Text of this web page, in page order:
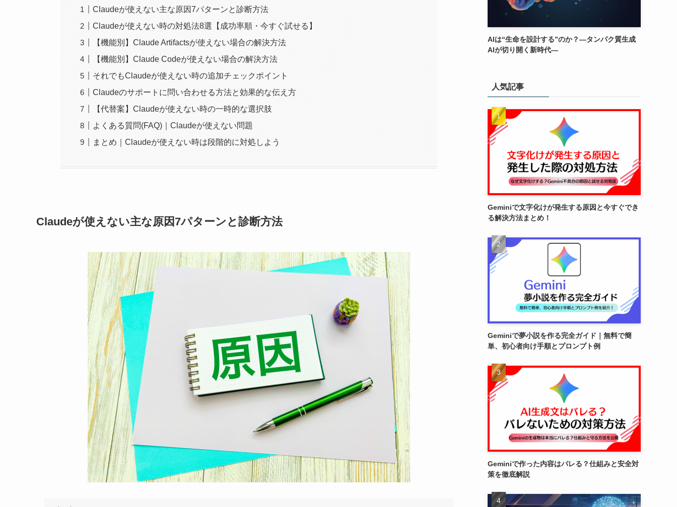
Claudeが使えない主な原因7パターンと診断方法
Claudeが使えない時の対処法8選【成功率順・今すぐ試せる】
【機能別】Claude Artifactsが使えない場合の解決方法
【機能別】Claude Codeが使えない場合の解決方法
それでもClaudeが使えない時の追加チェックポイント
Claudeのサポートに問い合わせる方法と効果的な伝え方
【代替案】Claudeが使えない時の一時的な選択肢
よくある質問(FAQ)｜Claudeが使えない問題
まとめ｜Claudeが使えない時は段階的に対処しよう
Claudeが使えない主な原因7パターンと診断方法
AIは“生命を設計する”のか？―タンパク質生成
AIが切り開く新時代―
人気記事
Geminiで文字化けが発生する原因と今すぐでき
る解決方法まとめ！
Geminiで夢小説を作る完全ガイド｜無料で簡
単、初心者向け手順とプロンプト例
Geminiで作った内容はバレる？仕組みと安全対
策を徹底解説